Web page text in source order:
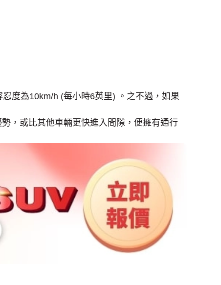
度為10km/h (每小時6英里) 。之不過，如果
，或比其他車輛更快進入間隙，便擁有通行